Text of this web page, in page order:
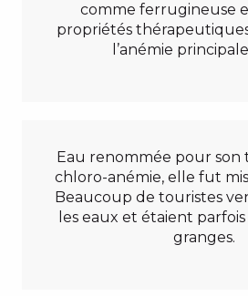
comme ferrugineuse
propriétés
l’anémie
Eau renommée pour son
chloro-anémie, elle fut
Beaucoup de touristes
les eaux et étaient
granges.